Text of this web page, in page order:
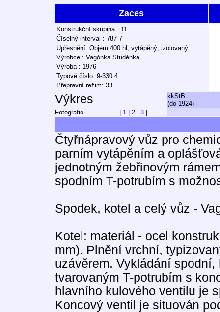
Zaces
Konstrukční skupina : 11
Číselný interval : 787 7
Upřesnění: Objem 400 hl, vytápěný, izolovaný
Výrobce : Vagónka Studénka
Výroba : 1976 -
Typové číslo: 9-330.4
Přepravní režim: 33
Výkres
kkStB
(do 1924)
Fotografie
1 2 3 —
Čtyřnápravový vůz pro
parním vytápěním a
jednotným žebřinovým
spodním T-potrubím s
Spodek, kotel a celý vůz -
Kotel: materiál - ocel
mm). Plnění vrchní,
uzávěrem. Vykládání
tvarovaným T-potrubím s
hlavního kulového ventilu je
Koncový ventil je situován